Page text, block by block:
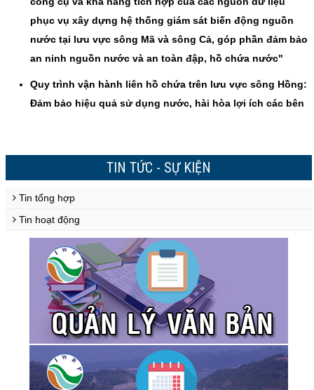
phục vụ xây dựng hệ thống giám sát biến động nguồn
nước tại lưu vực sông Mã và sông Cả, góp phần đảm bảo
an ninh nguồn nước và an toàn đập, hồ chứa nước"
Quy trình vận hành liên hồ chứa trên lưu vực sông Hồng:
Đảm bảo hiệu quả sử dụng nước, hài hòa lợi ích các bên
TIN TỨC - SỰ KIỆN
Tin tổng hợp
Tin hoạt động